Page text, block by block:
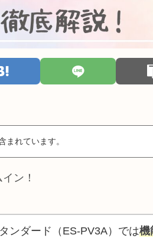
まれています。
ン！
ンダード（ES-PV3A）では機